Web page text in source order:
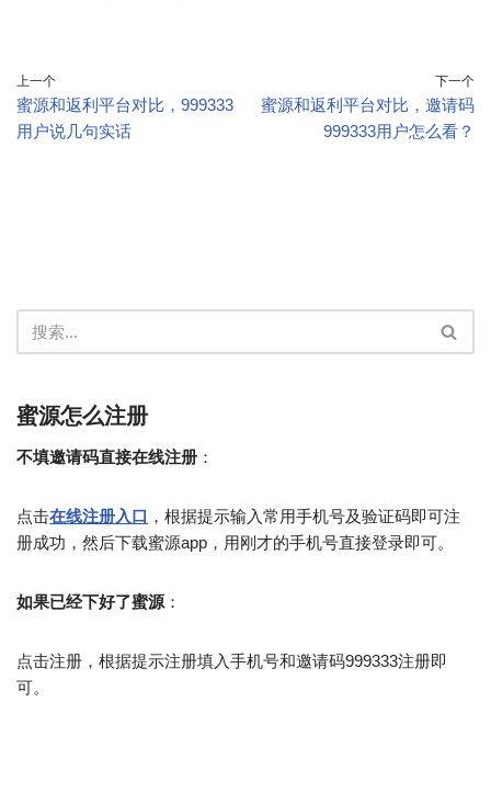
上一个
蜜源和返利平台对比，999333
用户说几句实话
下一个
蜜源和返利平台对比，邀请码
999333用户怎么看？
蜜源怎么注册
不填邀请码直接在线注册 ：
点击在线注册入口 ，根据提示输入常用手机号及验证码即可注
册成功，然后下载蜜源app，用刚才的手机号直接登录即可。
如果已经下好了蜜源 ：
点击注册，根据提示注册填入手机号和邀请码999333注册即
可。